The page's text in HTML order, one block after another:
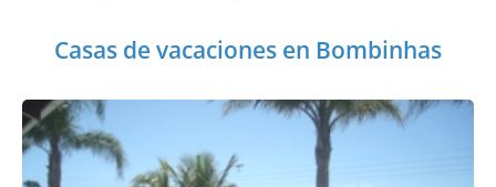
Casas de vacaciones en Bombinhas